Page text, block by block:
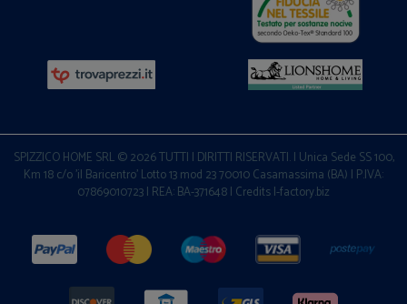
SPIZZICO HOME SRL © 2026 TUTTI I DIRITTI RISERVATI. | Unica Sede SS 100,
Km 18 c/o 'il Baricentro' Lotto 13 mod 23 70010 Casamassima (BA) | P.IVA:
07869010723 | REA: BA-371648 | Credits I-factory.biz